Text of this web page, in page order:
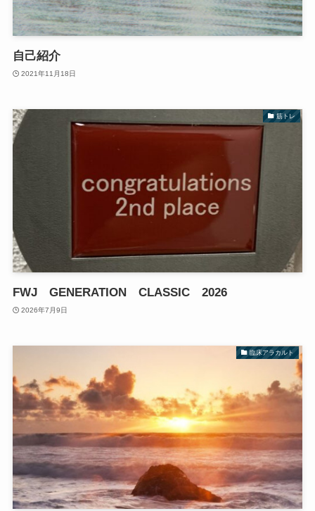
自己紹介
2021年11月18日
筋トレ
FWJ GENERATION CLASSIC 2026
2026年7月9日
臨床アラカルト